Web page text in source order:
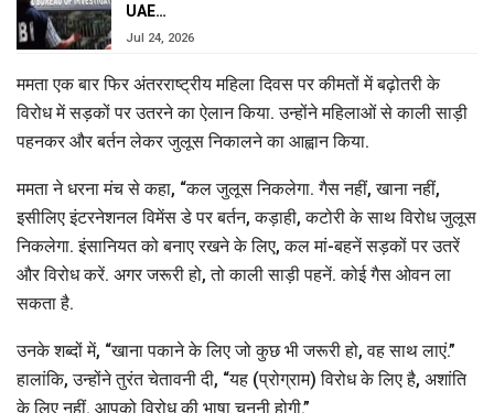
UAE…
Jul 24, 2026
ममता एक बार फिर अंतरराष्ट्रीय महिला दिवस पर कीमतों में बढ़ोतरी के
विरोध में सड़कों पर उतरने का ऐलान किया. उन्होंने महिलाओं से काली साड़ी
पहनकर और बर्तन लेकर जुलूस निकालने का आह्वान किया.
ममता ने धरना मंच से कहा, “कल जुलूस निकलेगा. गैस नहीं, खाना नहीं,
इसीलिए इंटरनेशनल विमेंस डे पर बर्तन, कड़ाही, कटोरी के साथ विरोध जुलूस
निकलेगा. इंसानियत को बनाए रखने के लिए, कल मां-बहनें सड़कों पर उतरें
और विरोध करें. अगर जरूरी हो, तो काली साड़ी पहनें. कोई गैस ओवन ला
सकता है.
उनके शब्दों में, “खाना पकाने के लिए जो कुछ भी जरूरी हो, वह साथ लाएं.”
हालांकि, उन्होंने तुरंत चेतावनी दी, “यह (प्रोग्राम) विरोध के लिए है, अशांति
के लिए नहीं. आपको विरोध की भाषा चुननी होगी.”